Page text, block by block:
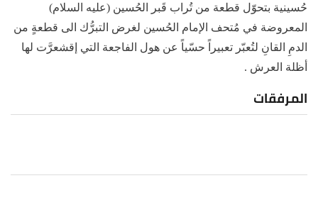
حُسينية بتحوّل قطعة من تُراب قَبر الحُسين (عليه السلام)
المعروضة في مُتحف الإمام الحُسين لغرض التبرُّك الى قطعةٍ من
الدمِ القانِ لتُعبّر تعبيراً حسّياً عن هول الفاجعة التي إقشعرَّت لها
أظلة العرش .
المرفقات